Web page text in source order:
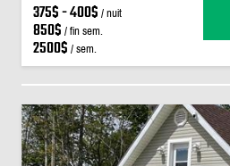
375$ - 400$ / nuit
850$ / fin sem.
2500$ / sem.